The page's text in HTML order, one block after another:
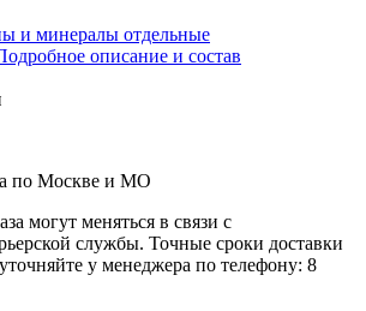
и минералы отдельные
описание и состав
по Москве и МО
могут меняться в связи с
службы. Точные сроки доставки
у менеджера по телефону: 8